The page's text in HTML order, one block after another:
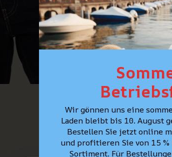
Wir gönnen uns eine
Laden bleibt bis 10. August
Bestellen Sie jetzt online
und profitieren Sie von 15 %
Sortiment. Für